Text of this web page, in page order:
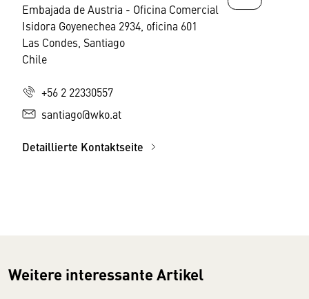
Embajada de Austria - Oficina Comercial
Isidora Goyenechea 2934, oficina 601
Las Condes, Santiago
Chile
+56 2 22330557
santiago@wko.at
Detaillierte Kontaktseite
Weitere interessante Artikel